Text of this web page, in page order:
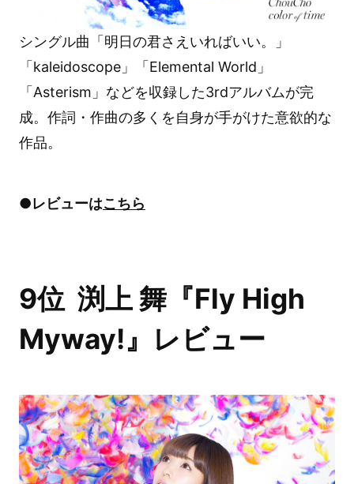
シングル曲「明日の君さえいればいい。」
「kaleidoscope」「Elemental World」
「Asterism」などを収録した3rdアルバムが完
成。作詞・作曲の多くを自身が手がけた意欲的な
作品。
●レビューはこちら
9位 渕上 舞『Fly High
Myway!』レビュー